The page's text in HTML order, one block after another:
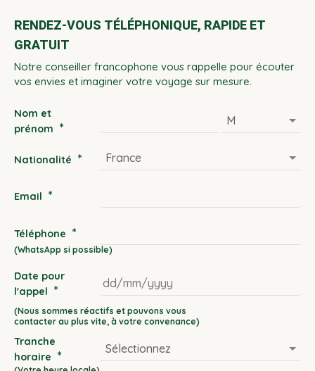
RENDEZ-VOUS TÉLÉPHONIQUE, RAPIDE ET
GRATUIT
Notre conseiller francophone vous rappelle pour écouter
vos envies et imaginer votre voyage sur mesure.
Nom et
prénom *
Nationalité *
Email *
Téléphone *
Date pour
l'appel *
DD
slash
MM
slash
Tranche
horaire *